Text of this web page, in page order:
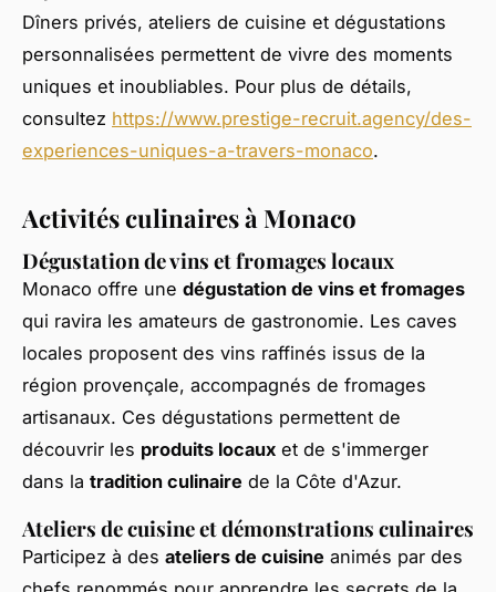
Dîners privés, ateliers de cuisine et dégustations
personnalisées permettent de vivre des moments
uniques et inoubliables. Pour plus de détails,
consultez https://www.prestige-recruit.agency/des-
experiences-uniques-a-travers-monaco.
Activités culinaires à Monaco
Dégustation de vins et fromages locaux
Monaco offre une dégustation de vins et fromages
qui ravira les amateurs de gastronomie. Les caves
locales proposent des vins raffinés issus de la
région provençale, accompagnés de fromages
artisanaux. Ces dégustations permettent de
découvrir les produits locaux et de s'immerger
dans la tradition culinaire de la Côte d'Azur.
Ateliers de cuisine et démonstrations culinaires
Participez à des ateliers de cuisine animés par des